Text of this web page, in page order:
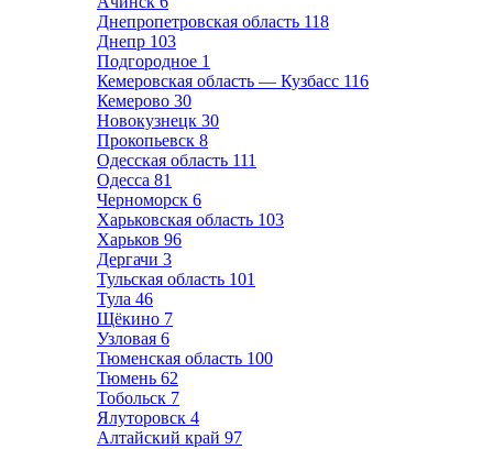
Днепропетровская область 118
Днепр 103
Подгородное 1
Кемеровская область — Кузбасс 116
Кемерово 30
Новокузнецк 30
Прокопьевск 8
Одесская область 111
Одесса 81
Черноморск 6
Харьковская область 103
Харьков 96
Дергачи 3
Тульская область 101
Тула 46
Щёкино 7
Узловая 6
Тюменская область 100
Тюмень 62
Тобольск 7
Ялуторовск 4
Алтайский край 97